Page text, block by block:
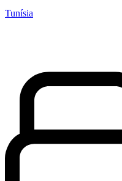
Tunísia